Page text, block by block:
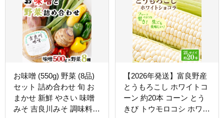
お味噌 (550g) 野菜 (8品)
セット 詰め合わせ 旬 お
まかせ 新鮮 やさい 味噌
みそ 吉良川みそ 調味料
【2026年発送】富良野産
とうもろこし ホワイトコ
ーン 約20本 コーン とう
きび トウモロコシ ホワイ